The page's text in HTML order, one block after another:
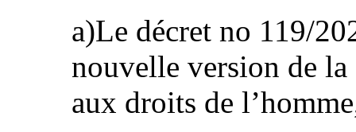
a)Le décret no 119/
nouvelle version de
aux droits de